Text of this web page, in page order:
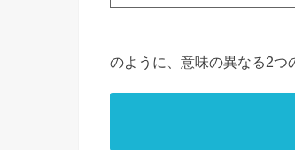
のように、意味の異なる2つ